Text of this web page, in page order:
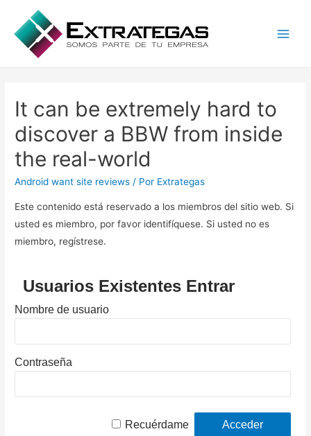
It can be extremely hard to
discover a BBW from inside
the real-world
Android want site reviews / Por Extrategas
Este contenido está reservado a los miembros del sitio web. Si
usted es miembro, por favor identifíquese. Si usted no es
miembro, regístrese.
Usuarios Existentes Entrar
Nombre de usuario
Contraseña
Recuérdame